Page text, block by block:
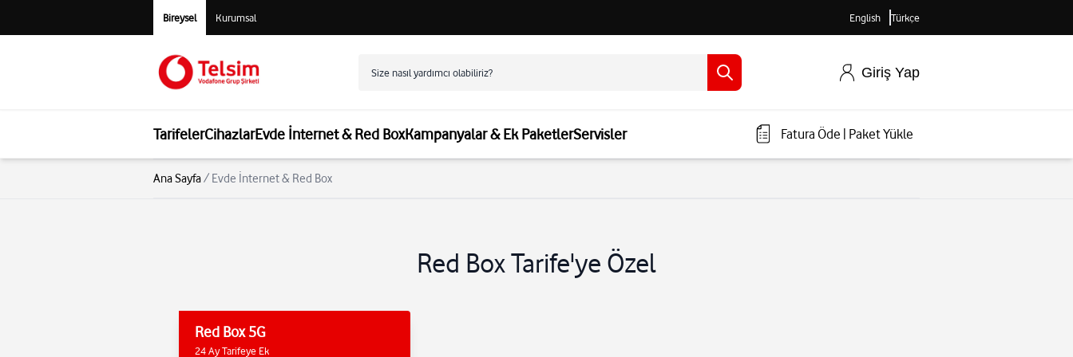
Bireysel Kurumsal English Türkçe
Giriş Yap
TarifelerCihazlarEvde İnternet & Red BoxKampanyalar & Ek PaketlerServisler Fatura Öde Paket Yükle
Ana Sayfa/ Evde İnternet & Red Box
Red Box Tarife'ye Özel
Red Box 5G
24 Ay Tarifeye Ek